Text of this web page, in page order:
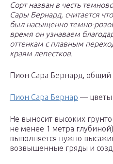
Сорт назван в честь
Сары Бернард, считается
был насыщенно темно-
время он узнаваем
оттенкам с плавным
краям лепестков.
Пион Сара Бернард, общий
Пион Сара Бернар — цветы
Не выносит высоких
не менее 1 метра
выполняется нужно
возвышенные гряды и